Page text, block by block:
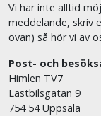
Vi har inte alltid
meddelande, skriv
ovan) så hör vi av
Post- och
Himlen TV7
Lastbilsgatan 9
754 54 Uppsala